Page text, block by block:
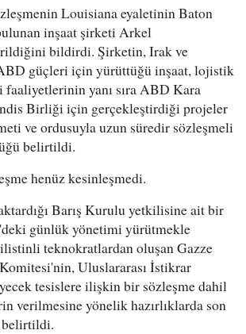
Louisiana eyaletinin Baton
inşaat şirketi Arkel
bildirdi. Şirketin, Irak ve
güçleri için yürüttüğü inşaat, lojistik
faaliyetlerinin yanı sıra ABD Kara
Birliği için gerçekleştirdiği projeler
ve ordusuyla uzun süredir sözleşmeli
belirtildi.
henüz kesinleşmedi.
Barış Kurulu yetkilisine ait bir
günlük yönetimi yürütmekle
teknokratlardan oluşan Gazze
Uluslararası İstikrar
tesislere ilişkin bir sözleşme dahil
verilmesine yönelik hazırlıklarda son
belirtildi.